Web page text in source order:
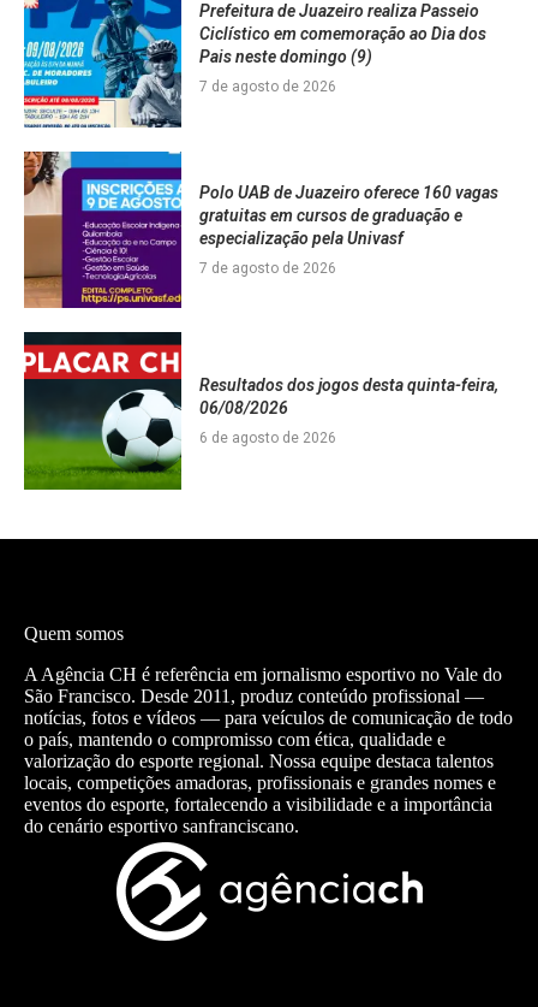
Prefeitura de Juazeiro realiza Passeio
Ciclístico em comemoração ao Dia dos
Pais neste domingo (9)
7 de agosto de 2026
Polo UAB de Juazeiro oferece 160 vagas
gratuitas em cursos de graduação e
especialização pela Univasf
7 de agosto de 2026
Resultados dos jogos desta quinta-feira,
06/08/2026
6 de agosto de 2026
Quem somos
A Agência CH é referência em jornalismo esportivo no Vale do
São Francisco. Desde 2011, produz conteúdo profissional —
notícias, fotos e vídeos — para veículos de comunicação de todo
o país, mantendo o compromisso com ética, qualidade e
valorização do esporte regional. Nossa equipe destaca talentos
locais, competições amadoras, profissionais e grandes nomes e
eventos do esporte, fortalecendo a visibilidade e a importância
do cenário esportivo sanfranciscano.